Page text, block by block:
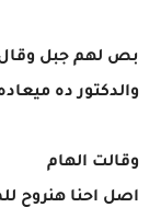
بص لهم جبل
والدكتور ده ميعاده الساعه 8:00
وقالت الهام
اصل احنا هنروح